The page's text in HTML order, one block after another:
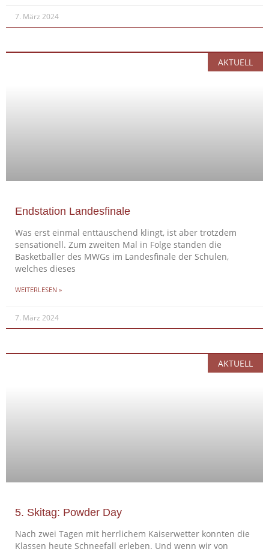
7. März 2024
AKTUELL
Endstation Landesfinale
Was erst einmal enttäuschend klingt, ist aber trotzdem
sensationell. Zum zweiten Mal in Folge standen die
Basketballer des MWGs im Landesfinale der Schulen,
welches dieses
WEITERLESEN »
7. März 2024
AKTUELL
5. Skitag: Powder Day
Nach zwei Tagen mit herrlichem Kaiserwetter konnten die
Klassen heute Schneefall erleben. Und wenn wir von